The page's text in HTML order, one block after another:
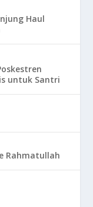
Haul
untuk Santri
Rahmatullah